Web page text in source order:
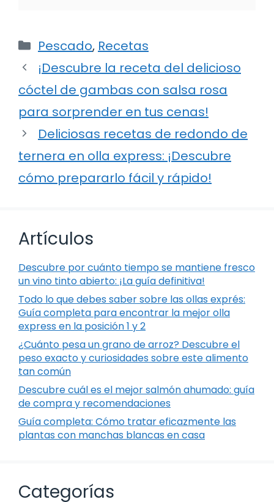
Categorías
Pescado, Recetas
¡Descubre la receta del delicioso
cóctel de gambas con salsa rosa
para sorprender en tus cenas!
Deliciosas recetas de redondo de
ternera en olla express: ¡Descubre
cómo prepararlo fácil y rápido!
Artículos
Descubre por cuánto tiempo se mantiene fresco
un vino tinto abierto: ¡La guía definitiva!
Todo lo que debes saber sobre las ollas exprés:
Guía completa para encontrar la mejor olla
express en la posición 1 y 2
¿Cuánto pesa un grano de arroz? Descubre el
peso exacto y curiosidades sobre este alimento
tan común
Descubre cuál es el mejor salmón ahumado: guía
de compra y recomendaciones
Guía completa: Cómo tratar eficazmente las
plantas con manchas blancas en casa
Categorías